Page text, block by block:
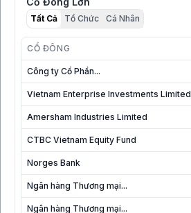
Tất Cả Tổ Chức Cá Nhân
CỔ ĐÔNG
Công ty Cổ Phần...
Vietnam Enterprise Investments Limited
Amersham Industries Limited
CTBC Vietnam Equity Fund
Norges Bank
Ngân hàng Thương mại...
Ngân hàng Thương mại...